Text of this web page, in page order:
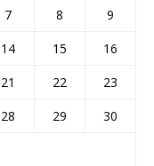
7 8
9
14 15
16
21 22
23
28 29
30